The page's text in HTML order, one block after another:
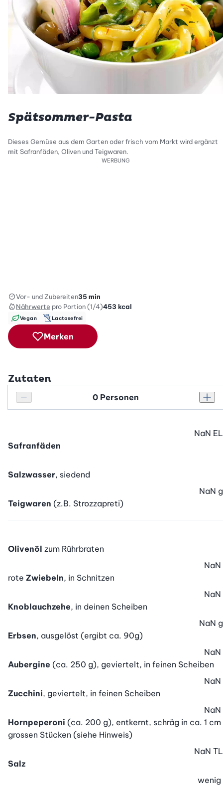
Spätsommer-Pasta
Dieses Gemüse aus dem Garten oder frisch vom Markt wird ergänzt
mit Safranfäden, Oliven und Teigwaren.
WERBUNG
Vor- und Zubereiten35 min
Nährwerte pro Portion (1/4)453 kcal
Vegan Lactosefrei
Merken
Zutaten
Personenanzahl verringern
Personenanzahl
Safranfäden
NaN EL
Salzwasser, siedend
Teigwaren (z.B. Strozzapreti)
NaN g
Olivenöl zum Rührbraten
rote Zwiebeln, in Schnitzen
NaN
Knoblauchzehe, in deinen Scheiben
NaN
Erbsen, ausgelöst (ergibt ca. 90g)
NaN g
Aubergine (ca. 250 g), geviertelt, in feinen Scheiben
NaN
Zucchini, geviertelt, in feinen Scheiben
NaN
Hornpeperoni (ca. 200 g), entkernt, schräg in ca. 1 cm
grossen Stücken (siehe Hinweis)
NaN
Salz
NaN TL
wenig